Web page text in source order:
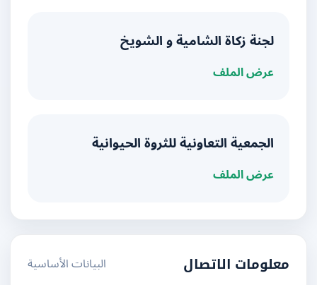
لجنة زكاة الشامية و الشويخ
عرض الملف
الجمعية التعاونية للثروة الحيوانية
عرض الملف
معلومات الاتصال
البيانات الأساسية